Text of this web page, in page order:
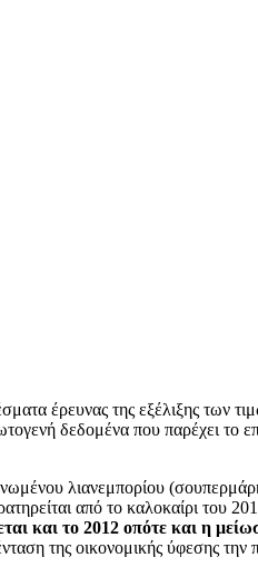
έρευνας της εξέλιξης των
δεδομένα που παρέχει το
λιανεμπορίου
από το καλοκαίρι του
και το 2012 οπότε και η
της οικονομικής ύφεσης